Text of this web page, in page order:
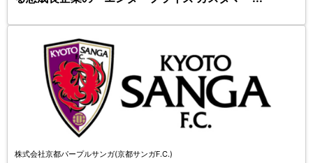
株式会社京都パープルサンガ(京都サンガF.C.)